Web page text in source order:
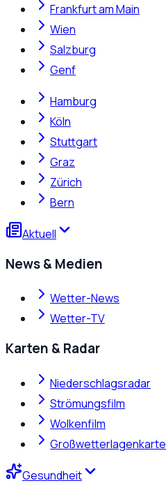
Frankfurt am Main
Wien
Salzburg
Genf
Hamburg
Köln
Stuttgart
Graz
Zürich
Bern
Aktuell
News & Medien
Wetter-News
Wetter-TV
Karten & Radar
Niederschlagsradar
Strömungsfilm
Wolkenfilm
Großwetterlagenkarte
Gesundheit